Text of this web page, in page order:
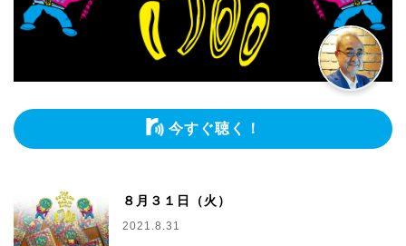
今すぐ聴く！
８月３１日（火）
2021.8.31